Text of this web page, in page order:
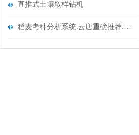
直推式土壤取样钻机
稻麦考种分析系统.云唐重磅推荐.考种分析系统